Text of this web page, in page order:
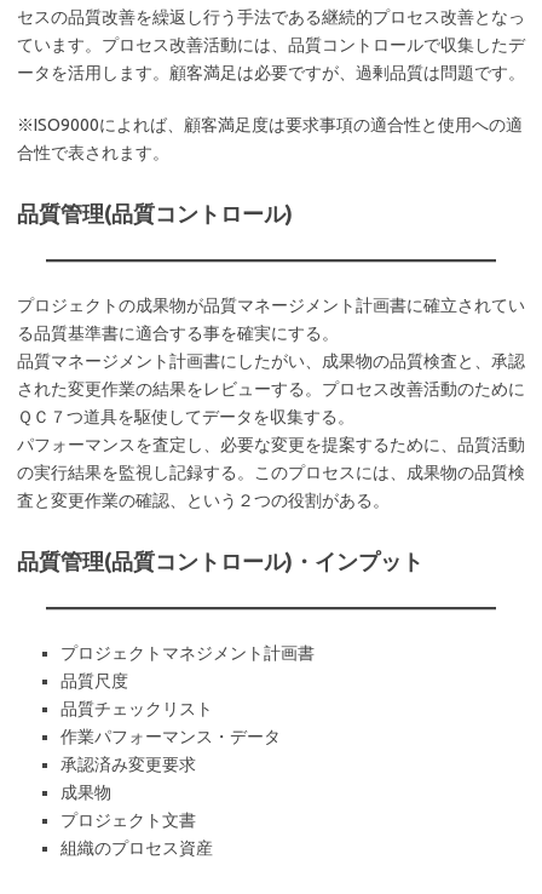
セスの品質改善を繰返し行う手法である継続的プロセス改善となっ
ています。プロセス改善活動には、品質コントロールで収集したデ
ータを活用します。顧客満足は必要ですが、過剰品質は問題です。
※ISO9000によれば、顧客満足度は要求事項の適合性と使用への適
合性で表されます。
品質管理(品質コントロール)
プロジェクトの成果物が品質マネージメント計画書に確立されてい
る品質基準書に適合する事を確実にする。
品質マネージメント計画書にしたがい、成果物の品質検査と、承認
された変更作業の結果をレビューする。プロセス改善活動のために
ＱＣ７つ道具を駆使してデータを収集する。
パフォーマンスを査定し、必要な変更を提案するために、品質活動
の実行結果を監視し記録する。このプロセスには、成果物の品質検
査と変更作業の確認、という２つの役割がある。
品質管理(品質コントロール)・インプット
プロジェクトマネジメント計画書
品質尺度
品質チェックリスト
作業パフォーマンス・データ
承認済み変更要求
成果物
プロジェクト文書
組織のプロセス資産